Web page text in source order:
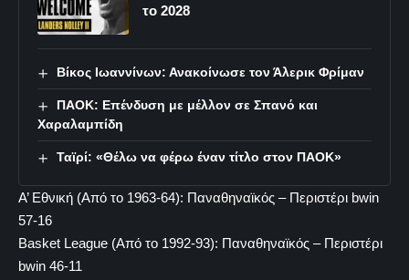
το 2028
Βίκος Ιωαννίνων: Ανακοίνωσε τον Άλερικ Φρίμαν
ΠΑΟΚ: Επένδυση με μέλλον σε Σπανό και
Χαραλαμπίδη
Ταϊρί: «Θέλω να φέρω έναν τίτλο στον ΠΑΟΚ»
Α’ Εθνική (Από το 1963-64): Παναθηναϊκός – Περιστέρι bwin
57-16
Basket League (Από το 1992-93): Παναθηναϊκός – Περιστέρι
bwin 46-11